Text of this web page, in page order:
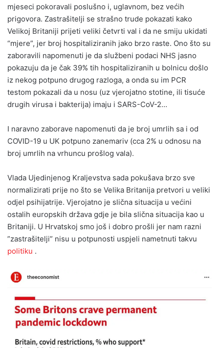
mjeseci pokoravali poslušno i, uglavnom, bez većih
prigovora. Zastrašitelji se strašno trude pokazati kako
Velikoj Britaniji prijeti veliki četvrti val i da ne smiju ukidati
“mjere”, jer broj hospitaliziranih jako brzo raste. Ono što su
zaboravili napomenuti je da službeni podaci NHS jasno
pokazuju da je čak 39% tih hospitaliziranih u bolnicu došlo
iz nekog potpuno drugog razloga, a onda su im PCR
testom pokazali da u nosu (uz vjerojatno stotine, ili tisuće
drugih virusa i bakterija) imaju i SARS-CoV-2…
I naravno zaborave napomenuti da je broj umrlih sa i od
COVID-19 u UK potpuno zanemariv (cca 2% u odnosu na
broj umrlih na vrhuncu prošlog vala).
Vlada Ujedinjenog Kraljevstva sada pokušava brzo sve
normalizirati prije no što se Velika Britanija pretvori u veliki
odjel psihijatrije. Vjerojatno je slična situacija u većini
ostalih europskih država gdje je bila slična situacija kao u
Britaniji. U Hrvatskoj smo još i dobro prošli jer nam razni
”zastrašitelji” nisu u potpunosti uspjeli nametnuti takvu
politiku .